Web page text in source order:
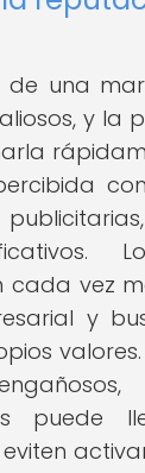
de una
y la
cada vez
y
puede